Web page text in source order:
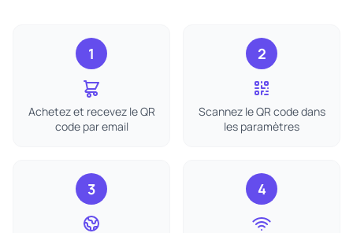
1
Achetez et recevez le QR
code par email
2
Scannez le QR code dans
les paramètres
3 4